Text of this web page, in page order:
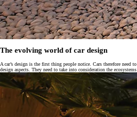
The evolving world of car design
A car’s design is the first thing people notice. Cars therefore
design aspects. They need to take into consideration the